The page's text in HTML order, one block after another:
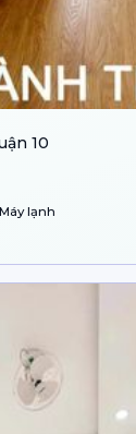
10
Máy lạnh